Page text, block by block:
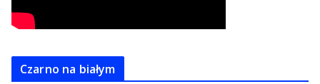
Czarno na białym